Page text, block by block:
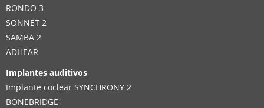
RONDO 3
SONNET 2
SAMBA 2
ADHEAR
Implantes auditivos
Implante coclear SYNCHRONY 2
BONEBRIDGE